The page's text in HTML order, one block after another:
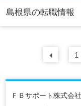
島根県の転職情報
前
1
ＦＢサポート株式会社